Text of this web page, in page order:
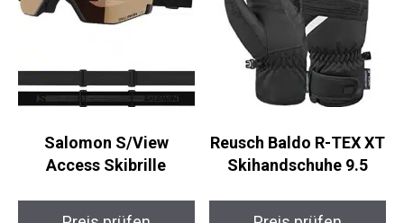
Salomon S/View
Reusch Baldo R-TEX